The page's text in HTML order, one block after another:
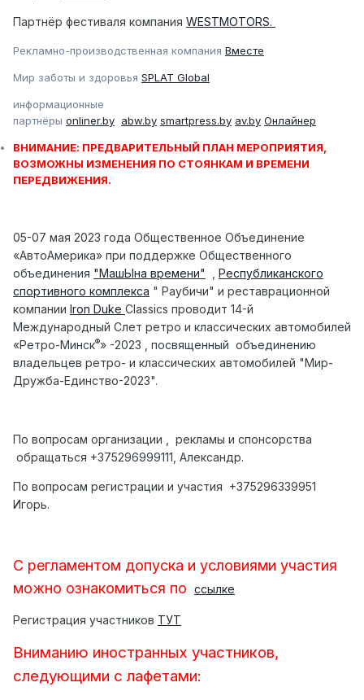
Партнёр фестиваля компания WESTMOTORS.
Рекламно-производственная компания Вместе
Мир заботы и здоровья SPLAT Global
информационные
партнёры оnliner.by abw.by smartpress.by av.by Онлайнер
ВНИМАНИЕ: ПРЕДВАРИТЕЛЬНЫЙ ПЛАН МЕРОПРИЯТИЯ,
ВОЗМОЖНЫ ИЗМЕНЕНИЯ ПО СТОЯНКАМ И ВРЕМЕНИ
ПЕРЕДВИЖЕНИЯ.
05-07 мая 2023 года Общественное Объединение
«АвтоАмерика» при поддержке Общественного
объединения "МашЫна времени"
Республиканского
спортивного комплекса " Раубичи" и реставрационной
компании Iron Duke Classics проводит 14-й
Международный Слет ретро и классических автомобилей
«Ретро-Минск®» -2023 , посвященный объединению
владельцев ретро- и классических автомобилей "Мир-
Дружба-Единство-2023".
По вопросам организации , рекламы и спонсорства
обращаться +375296999111, Александр.
По вопросам регистрации и участия +375296339951
Игорь.
С регламентом допуска и условиями участия
можно ознакомиться по ссылке
Регистрация участников ТУТ
Вниманию иностранных участников,
следующими с лафетами: